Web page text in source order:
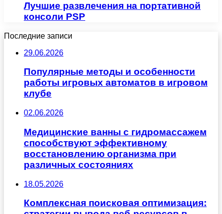
Лучшие развлечения на портативной
консоли PSP
Последние записи
29.06.2026
Популярные методы и особенности
работы игровых автоматов в игровом
клубе
02.06.2026
Медицинские ванны с гидромассажем
способствуют эффективному
восстановлению организма при
различных состояниях
18.05.2026
Комплексная поисковая оптимизация: